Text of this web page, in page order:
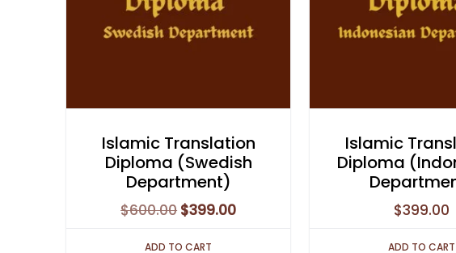
Islamic Translation
Diploma (Swedish
Department)
$600.00 Original
price
$399.00Current
price
ADD TO CART
Islamic
Diploma
$399.00
ADD TO CART